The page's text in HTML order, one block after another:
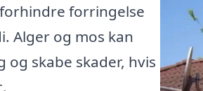
forringelse
Alger og mos kan
skabe skader, hvis